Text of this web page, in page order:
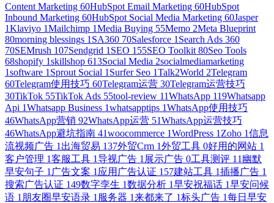
Content Marketing 60HubSpot Email Marketing 60HubSpot
Inbound Marketing 60HubSpot Social Media Marketing 60Jasper
1Klaviyo 1Mailchimp 1Media Buying 55Memo 2Meta Blueprint
80morning blessings 1 SA360 70Salesforce 1 Search Ads 360
70SEMrush 107Sendgrid 1 SEO 155SEO Toolkit 80Seo Tools
68shopify 1skillshop 613Social Media 2socialmediamarketing
1software 1 Sprout Social 1 Surfer Seo 1Talk2World 2Telegram
60Telegram使用技巧 60Telegram运营 30Telegram运营技巧
30TikTok 55TikTok Ads 55tool-review 11WhatsApp 119Whatsapp
Api 1Whatsapp Business 1whatsapptips 1WhatsApp使用技巧
46WhatsApp营销 92WhatsApp运营 51WhatsApp运营技巧
46WhatsApp避坑指南 41woocommerce 1WordPress 1 Zoho 1信息
流视频广告 1 出海贸易 137外贸Crm 1外贸工具 0好用的网站 1
客户管理 1客服工具 1导视广告 1 展示广告 0工具测评 11 幽默
早安句子 1 广告文案 1 应用广告认证 157建站工具 1插播广告 1
搜索广告认证 149数字孪生 1数据分析 1早安祝福话 1早安问候
语 1 朋友圈早安语录 1 服务器 1来都来了 1标头广告 1每日早安